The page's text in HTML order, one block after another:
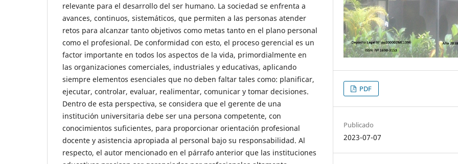
relevante para el desarrollo del ser humano. La sociedad se enfrenta a
avances, continuos, sistemáticos, que permiten a las personas atender
retos para alcanzar tanto objetivos como metas tanto en el plano personal
como el profesional. De conformidad con esto, el proceso gerencial es un
factor importante en todos los aspectos de la vida, primordialmente en
las organizaciones comerciales, industriales y educativas, aplicando
siempre elementos esenciales que no deben faltar tales como: planificar,
ejecutar, controlar, evaluar, realimentar, comunicar y tomar decisiones.
Dentro de esta perspectiva, se considera que el gerente de una
institución universitaria debe ser una persona competente, con
conocimientos suficientes, para proporcionar orientación profesional
docente y asistencia apropiada al personal bajo su responsabilidad. Al
respecto, el autor mencionado en el párrafo anterior que las instituciones
PDF
Publicado
2023-07-07